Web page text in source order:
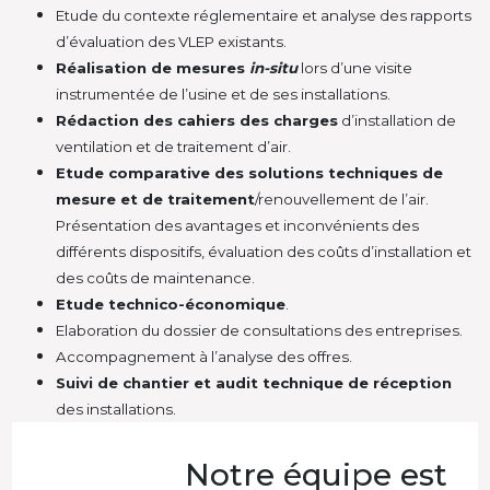
Etude du contexte réglementaire et analyse des rapports
d’évaluation des VLEP existants.
Réalisation de mesures in-situlors d’une visite
instrumentée de l’usine et de ses installations.
Rédaction des cahiers des charges d’installation de
ventilation et de traitement d’air.
Etude comparative des solutions techniques de
mesure et de traitement/renouvellement de l’air.
Présentation des avantages et inconvénients des
différents dispositifs, évaluation des coûts d’installation et
des coûts de maintenance.
Etude technico-économique
Elaboration du dossier de consultations des entreprises.
Accompagnement à l’analyse des offres.
Suivi de chantier et audit technique de réception
des installations.
Notre équipe est